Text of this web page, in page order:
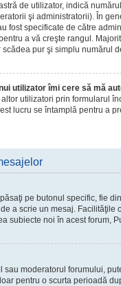
de utilizator, indică
şi administratorii). În
fost specificate de către
a vă creşte rangul.
pur şi simplu numărul
utilizator îmi cere să mă
utilizatori prin formularul
lucru se întamplă pentru a
pe butonul specific, fie
a scrie un mesaj. Facilităţile
subiecte noi în acest forum,
sau moderatorul forumului,
pentru o scurta perioadă